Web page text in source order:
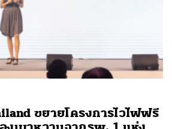
ขยายโครงการไวไฟฟรี